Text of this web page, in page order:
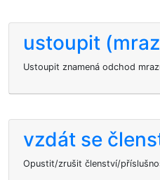
ustoupit
Ustoupit znamená odchod
vzdát se
Opustit/zrušit členství/